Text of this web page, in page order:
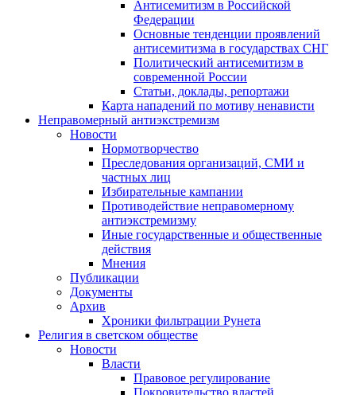
Антисемитизм в Российской
Федерации
Основные тенденции проявлений
антисемитизма в государствах СНГ
Политический антисемитизм в
современной России
Статьи, доклады, репортажи
Карта нападений по мотиву ненависти
Неправомерный антиэкстремизм
Новости
Нормотворчество
Преследования организаций, СМИ и
частных лиц
Избирательные кампании
Противодействие неправомерному
антиэкстремизму
Иные государственные и общественные
действия
Мнения
Публикации
Документы
Архив
Хроники фильтрации Рунета
Религия в светском обществе
Новости
Власти
Правовое регулирование
Покровительство властей